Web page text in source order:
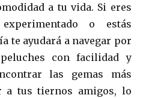
a tu vida. Si eres
o estás
te ayudará a navegar por
con facilidad y
las gemas más
a tus tiernos amigos, lo